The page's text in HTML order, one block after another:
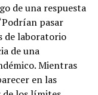
de una respuesta
pasar
de laboratorio
de una
Mientras
en las